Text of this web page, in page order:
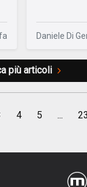
Daniele Di
più articoli
4 5 ... 23